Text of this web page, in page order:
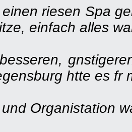
riesen Spa
einfach alles
htte es fr
Organistation